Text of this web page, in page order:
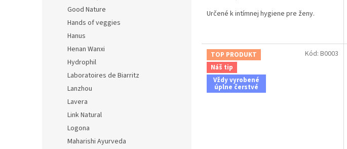
Good Nature
Hands of veggies
Hanus
Henan Wanxi
Hydrophil
Laboratoires de Biarritz
Lanzhou
Lavera
Link Natural
Logona
Maharishi Ayurveda
Určené k intímnej hygiene pre ženy.
TOP PRODUKT
Náš tip
Vždy vyrobené
úplne čerstvé
Kód: B0003